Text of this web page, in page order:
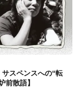
スペンスへの“転
前散語】